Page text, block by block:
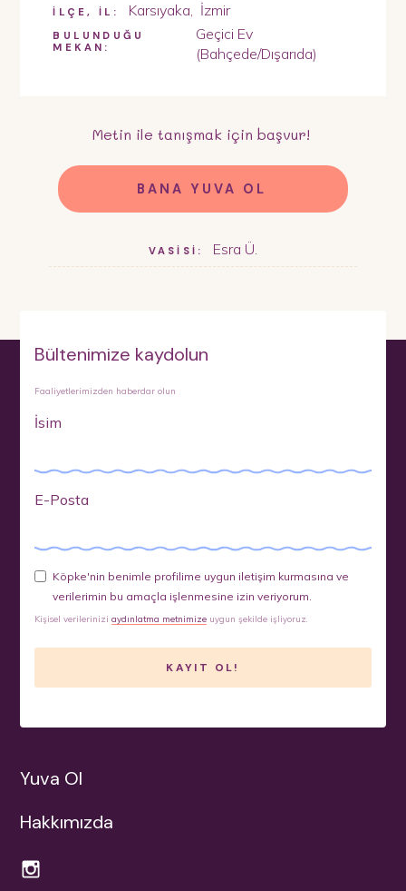
İLÇE, İL: Karsıyaka, İzmir
BULUNDUĞU
MEKAN:
Geçici Ev
(Bahçede/Dışarıda)
Metin ile tanışmak için başvur!
BANA YUVA OL
VASİSİ: Esra Ü.
Bültenimize kaydolun
Faaliyetlerimizden haberdar olun
İsim
E-Posta
Köpke'nin benimle profilime uygun iletişim kurmasına ve
verilerimin bu amaçla işlenmesine izin veriyorum.
Kişisel verileriniziaydınlatma metnimize uygun şekilde işliyoruz.
Yuva Ol
Hakkımızda